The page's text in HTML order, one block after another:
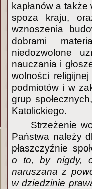
kapłanów a
spoza kraju,
wznoszenia
dobrami
niedozwolone
nauczania i
wolności
podmiotów i w
grup
Katolickiego.
Strzeżenie
Państwa należy
płaszczyźnie
o to, by nigdy,
naruszana z
w dziedzinie